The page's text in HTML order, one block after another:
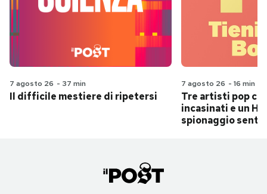
7 agosto 26 - 37 min
Il difficile mestiere di ripetersi
7 agosto 26 - 16 min
Tre artisti pop
incasinati e un
spionaggio